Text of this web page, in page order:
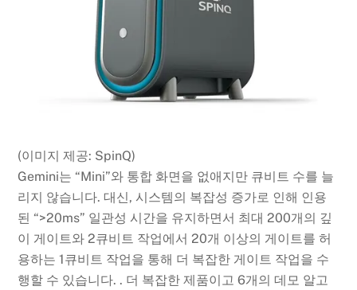
(이미지 제공: SpinQ)
Gemini는 “Mini”와 통합 화면을 없애지만 큐비트 수를 늘
리지 않습니다. 대신, 시스템의 복잡성 증가로 인해 인용
된 “>20ms” 일관성 시간을 유지하면서 최대 200개의 깊
이 게이트와 2큐비트 작업에서 20개 이상의 게이트를 허
용하는 1큐비트 작업을 통해 더 복잡한 게이트 작업을 수
행할 수 있습니다. . 더 복잡한 제품이고 6개의 데모 알고